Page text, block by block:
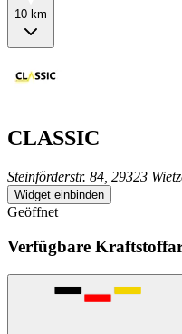
10 km
CLASSIC
Steinförderstr. 84, 29323
Widget einbinden
Geöffnet
Verfügbare